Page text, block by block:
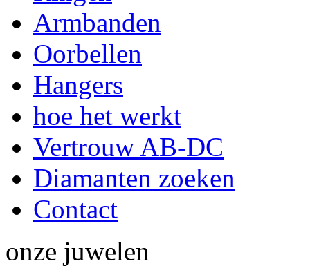
Armbanden
Oorbellen
Hangers
hoe het werkt
Vertrouw AB-DC
Diamanten zoeken
Contact
onze juwelen